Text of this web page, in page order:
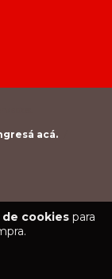
cookiespara
acá.